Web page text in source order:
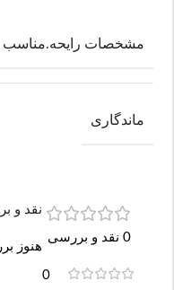
مشخصات رایحه.مناسب
ماندگاری
0 نقد و بررسی
0
نقد و
هنوز